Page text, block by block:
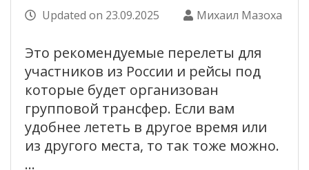
Updated on 23.09.2025 Михаил Мазоха
Это рекомендуемые перелеты для
участников из России и рейсы под
которые будет организован
групповой трансфер. Если вам
удобнее лететь в другое время или
из другого места, то так тоже можно.
…